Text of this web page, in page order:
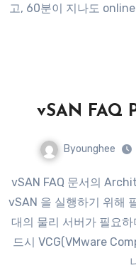
고, 60분이 지나도
vSAN FAQ
Byounghee
vSAN FAQ 문서의 Architecture 부분을 정리해보았습니다.
vSAN 을 실행하기 위해
대의 물리 서버가 필요
드시 VCG(VMware